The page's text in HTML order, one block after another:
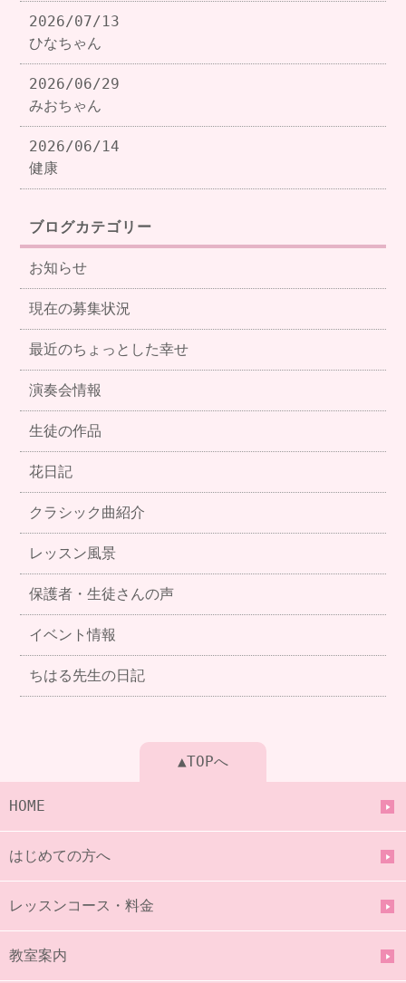
2026/07/13
ひなちゃん
2026/06/29
みおちゃん
2026/06/14
健康
ブログカテゴリー
お知らせ
現在の募集状況
最近のちょっとした幸せ
演奏会情報
生徒の作品
花日記
クラシック曲紹介
レッスン風景
保護者・生徒さんの声
イベント情報
ちはる先生の日記
▲TOPへ
HOME
はじめての方へ
レッスンコース・料金
教室案内